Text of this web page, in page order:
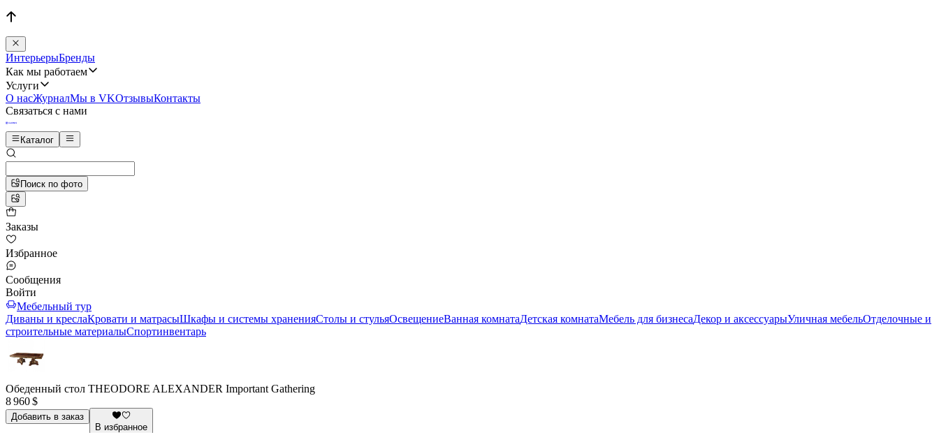
ИнтерьерыБренды
Как мы работаем
Услуги
О насЖурналМы в VKОтзывыКонтакты
Связаться с нами
Каталог
Поиск по фото
Заказы
Избранное
Сообщения
Войти
Мебельный тур
Диваны и креслаКровати и матрасыШкафы и системы храненияСтолы и стульяОсвещениеВанная комнатаДетская комнатаМебель для бизнесаДекор и аксессуарыУличная мебельОтделочные и
строительные материалыСпортинвентарь
Обеденный стол THEODORE ALEXANDER Important Gathering
8 960 $
Добавить в заказ
В избранное